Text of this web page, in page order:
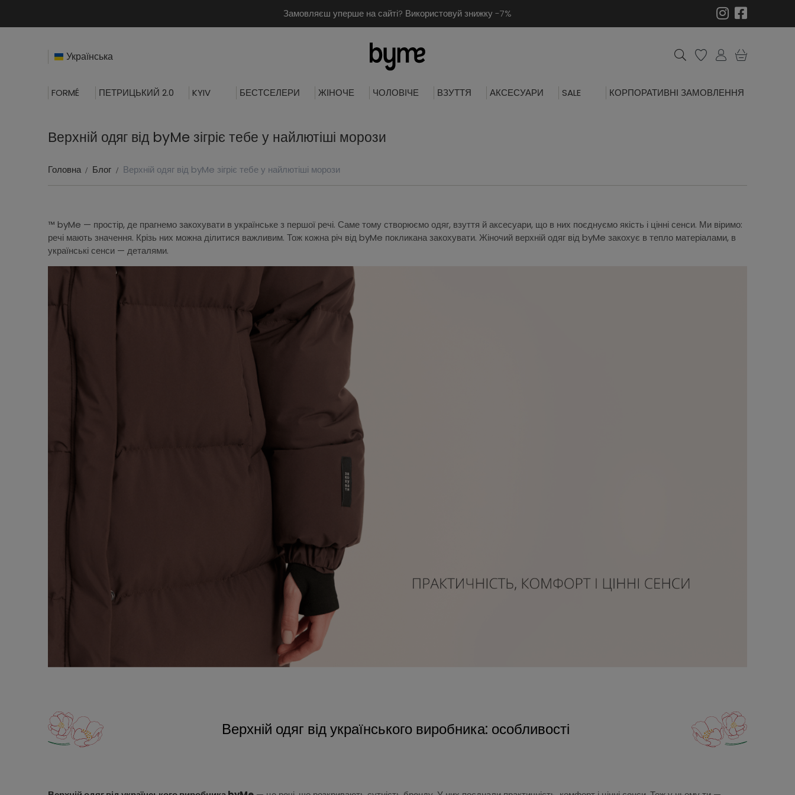
Замовляєш уперше на сайті? Використовуй знижку -7%
Українська
FORMÉ ПЕТРИЦЬКИЙ 2.0 KYIV БЕСТСЕЛЕРИ ЖІНОЧЕ ЧОЛОВІЧЕ ВЗУТТЯ АКСЕСУАРИ SALE КОРПОРАТИВНІ ЗАМОВЛЕННЯ
Верхній одяг від byMe зігріє тебе у найлютіші морози
Головна Блог Верхній одяг від byMe зігріє тебе у найлютіші морози
™ byMe — простір, де прагнемо закохувати в українське з першої речі. Саме тому створюємо одяг, взуття й аксесуари, що в них поєднуємо якість і цінні сенси. Ми віримо:
речі мають значення. Крізь них можна ділитися важливим. Тож кожна річ від byMe покликана закохувати. Жіночий верхній одяг від byMe закохує в тепло матеріалами, в
українські сенси — деталями.
Верхній одяг від українського виробника: особливості